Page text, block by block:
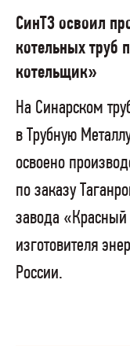
СинТЗ освоил
котельных труб
котельщик»
На Синарском
в Трубную
освоено
по заказу
завода
изготовителя
России.